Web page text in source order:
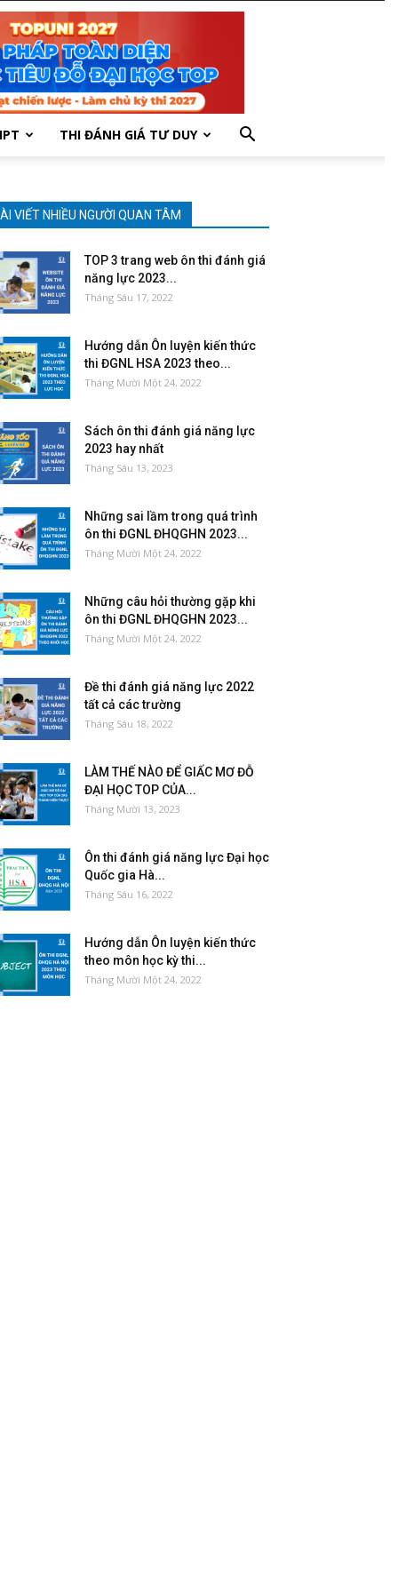
THI ĐÁNH GIÁ TƯ DUY
VIẾT NHIỀU NGƯỜI QUAN TÂM
TOP 3 trang web ôn thi đánh giá
năng lực 2023...
Tháng Sáu 17, 2022
Hướng dẫn Ôn luyện kiến thức
thi ĐGNL HSA 2023 theo...
Tháng Mười Một 24, 2022
Sách ôn thi đánh giá năng lực
2023 hay nhất
Tháng Sáu 13, 2023
Những sai lầm trong quá trình
ôn thi ĐGNL ĐHQGHN 2023...
Tháng Mười Một 24, 2022
Những câu hỏi thường gặp khi
ôn thi ĐGNL ĐHQGHN 2023...
Tháng Mười Một 24, 2022
Đề thi đánh giá năng lực 2022
tất cả các trường
Tháng Sáu 18, 2022
LÀM THẾ NÀO ĐỂ GIẤC MƠ ĐỖ
ĐẠI HỌC TOP CỦA...
Tháng Mười 13, 2023
Ôn thi đánh giá năng lực Đại học
Quốc gia Hà...
Tháng Sáu 16, 2022
Hướng dẫn Ôn luyện kiến thức
theo môn học kỳ thi...
Tháng Mười Một 24, 2022